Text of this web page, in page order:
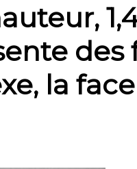
la